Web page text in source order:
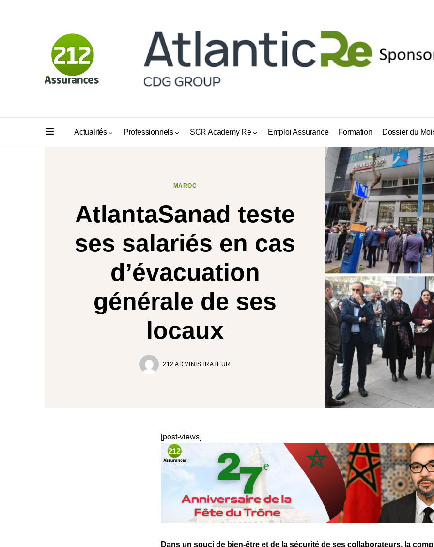
Actualités Professionnels SCR Academy Re Emploi Assurance Formation Dossier du
MAROC
AtlantaSanad teste
ses salariés en cas
d’évacuation
générale de ses
locaux
212 ADMINISTRATEUR
[post-views]
Dans un souci de bien-être et de la sécurité de ses collaborateurs, la